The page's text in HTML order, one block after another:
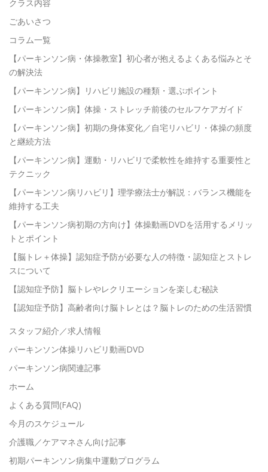
クラス内容
ごあいさつ
コラム一覧
【パーキンソン病・体操教室】初心者が抱えるよくある悩みとそ
の解決法
【パーキンソン病】リハビリ施設の種類・選ぶポイント
【パーキンソン病】体操・ストレッチ前後のセルフケアガイド
【パーキンソン病】初期の身体変化／自宅リハビリ・体操の頻度
と継続方法
【パーキンソン病】運動・リハビリで柔軟性を維持する重要性と
テクニック
【パーキンソン病リハビリ】理学療法士が解説：バランス機能を
維持する工夫
【パーキンソン病初期の方向け】体操動画DVDを活用するメリッ
トとポイント
【脳トレ＋体操】認知症予防が必要な人の特徴・認知症とストレ
スについて
【認知症予防】脳トレやレクリエーションを楽しむ秘訣
【認知症予防】高齢者向け脳トレとは？脳トレのための生活習慣
スタッフ紹介／求人情報
パーキンソン体操リハビリ動画DVD
パーキンソン病関連記事
ホーム
よくある質問(FAQ)
今月のスケジュール
介護職／ケアマネさん向け記事
初期パーキンソン病集中運動プログラム